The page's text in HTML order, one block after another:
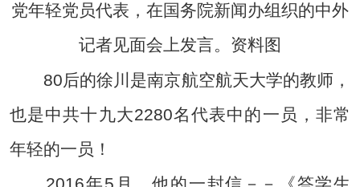
党年轻党员代表，在国务院新闻办组织的中外
记者见面会上发言。资料图
80后的徐川是南京航空航天大学的教师，
也是中共十九大2280名代表中的一员，非常
年轻的一员！
2016年5月，他的一封信－－《答学生